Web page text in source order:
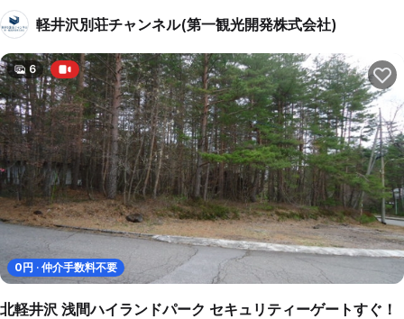
軽井沢別荘チャンネル(第一観光開発株式会社)
0円 · 仲介手数料不要
6
北軽井沢 浅間ハイランドパーク セキュリティーゲートすぐ！